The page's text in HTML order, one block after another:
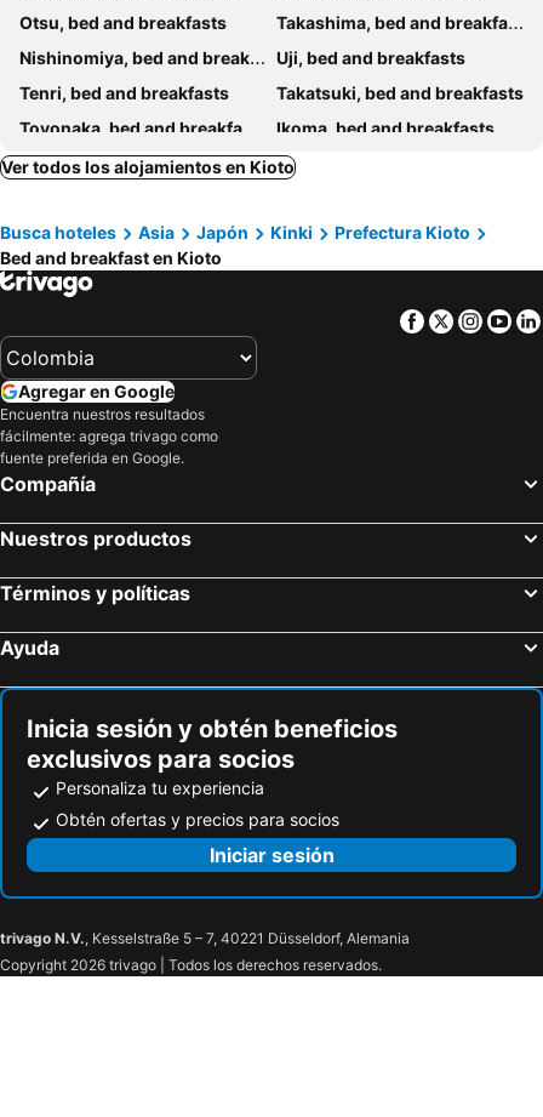
Otsu, bed and breakfasts
Takashima, bed and breakfasts
Nishinomiya, bed and breakfasts
Uji, bed and breakfasts
Tenri, bed and breakfasts
Takatsuki, bed and breakfasts
Toyonaka, bed and breakfasts
Ikoma, bed and breakfasts
Kameoka, bed and breakfasts Suita, bed and breakfasts
Kadoma, bed and breakfasts
Higashiosaka, bed and breakfasts
Nagaokakyo, bed and breakfasts
Yamatokoriyama, bed and breakfasts
Omihachiman, bed and breakfasts
Shijonawate, bed and breakfasts
Ver todos los alojamientos en Kioto
Busca hoteles Asia Japón Kinki
Prefectura Kioto
Bed and breakfast en Kioto
Facebook
Twitter
Agregar en Google
Encuentra nuestros resultados
fácilmente: agrega trivago como
fuente preferida en Google.
Compañía
Nuestros productos
Términos y políticas
Ayuda
Inicia sesión y obtén beneficios
exclusivos para socios
Personaliza tu experiencia
Obtén ofertas y precios para socios
Iniciar sesión
trivago N.V., Kesselstraße 5 – 7, 40221 Düsseldorf, Alemania
Copyright 2026 trivago | Todos los derechos reservados.